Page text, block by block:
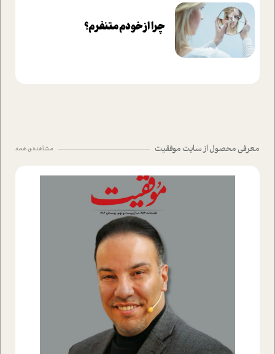
چرا از خودم متنفرم؟
معرفی محصول از سایت موفقیت مشاهده ی همه